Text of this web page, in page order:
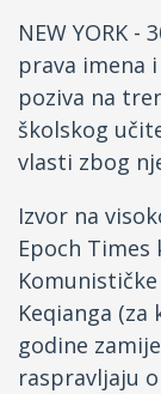
NEW YORK
prava imena
poziva na
školskog
vlasti zbog
Izvor na
Epoch Times
Keqianga (za
godine
raspravljaju